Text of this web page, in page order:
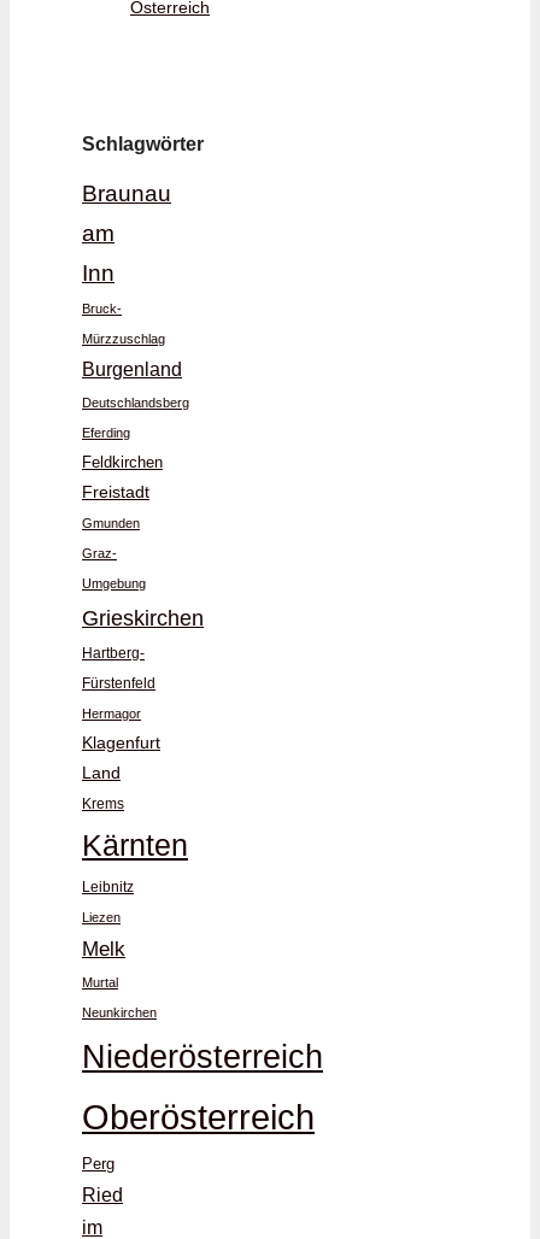
Österreich
Schlagwörter
Braunau
am
Inn
Bruck-
Mürzzuschlag
Burgenland
Deutschlandsberg
Eferding
Feldkirchen
Freistadt
Gmunden
Graz-
Umgebung
Grieskirchen
Hartberg-
Fürstenfeld
Hermagor
Klagenfurt
Land
Krems
Kärnten
Leibnitz
Liezen
Melk
Murtal
Neunkirchen
Niederösterreich
Oberösterreich
Perg
Ried
im